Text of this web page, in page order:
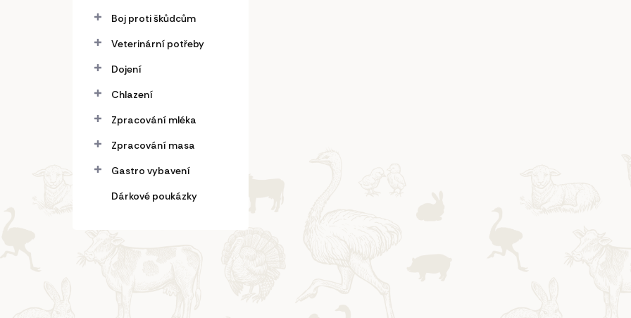
Boj proti škůdcům
Veterinární potřeby
Dojení
Chlazení
Zpracování mléka
Zpracování masa
Gastro vybavení
Dárkové poukázky